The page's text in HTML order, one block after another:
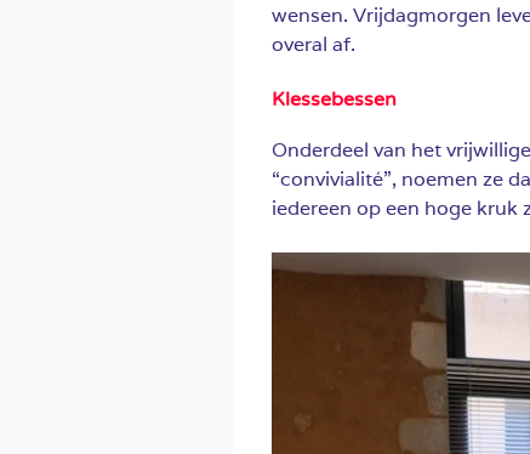
wensen. Vrijdagmorgen
overal af.
Klessebessen
Onderdeel van het
“convivialité”, noemen ze
iedereen op een hoge kruk
Videospeler